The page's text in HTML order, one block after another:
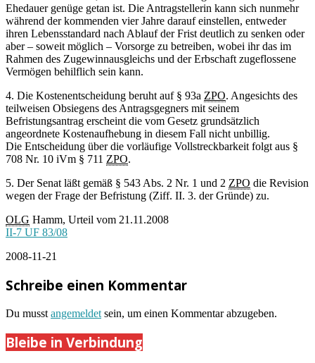
Ehedauer genüge getan ist. Die Antragstellerin kann sich nunmehr
während der kommenden vier Jahre darauf einstellen, entweder
ihren Lebensstandard nach Ablauf der Frist deutlich zu senken oder
aber – soweit möglich – Vorsorge zu betreiben, wobei ihr das im
Rahmen des Zugewinnausgleichs und der Erbschaft zugeflossene
Vermögen behilflich sein kann.
4. Die Kostenentscheidung beruht auf § 93a ZPO. Angesichts des
teilweisen Obsiegens des Antragsgegners mit seinem
Befristungsantrag erscheint die vom Gesetz grundsätzlich
angeordnete Kostenaufhebung in diesem Fall nicht unbillig.
Die Entscheidung über die vorläufige Vollstreckbarkeit folgt aus §
708 Nr. 10 iVm § 711 ZPO.
5. Der Senat läßt gemäß § 543 Abs. 2 Nr. 1 und 2 ZPO die Revision
wegen der Frage der Befristung (Ziff. II. 3. der Gründe) zu.
OLG Hamm, Urteil vom 21.11.2008
II-7 UF 83/08
2008-11-21
Schreibe einen Kommentar
Du musst angemeldet sein, um einen Kommentar abzugeben.
Bleibe in Verbindung